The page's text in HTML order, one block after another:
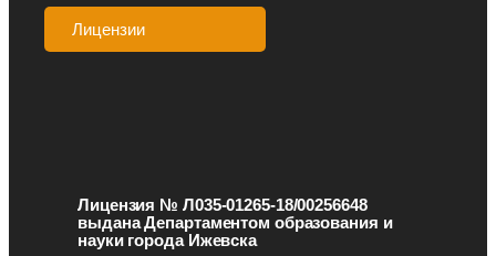
Лицензии
Лицензия № Л035-01265-18/00256648
выдана Департаментом образования и
науки города Ижевска